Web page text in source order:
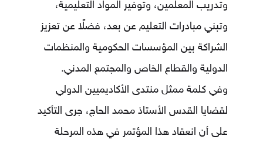
وتدريب المعلمين، وتوفير المواد التعليمية،
وتبني مبادرات التعليم عن بعد، فضلًا عن تعزيز
الشراكة بين المؤسسات الحكومية والمنظمات
الدولية والقطاع الخاص والمجتمع المدني.
وفي كلمة ممثل منتدى الأكاديميين الدولي
لقضايا القدس الأستاذ محمد الحاج، جرى التأكيد
على أن انعقاد هذا المؤتمر في هذه المرحلة